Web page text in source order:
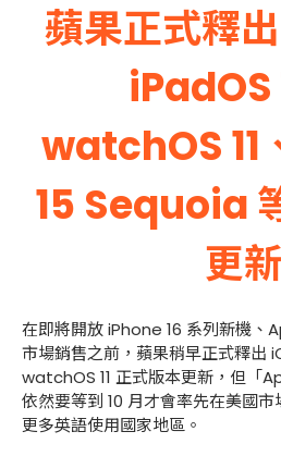
蘋果正式釋
iPadOS
watchOS 11
15 Sequoia
更新
在即將開放 iPhone 16 系列新機
市場銷售之前，蘋果稍早正式釋出
watchOS 11 正式版本更新，但「
依然要等到 10 月才會率先在美國
更多英語使用國家地區。